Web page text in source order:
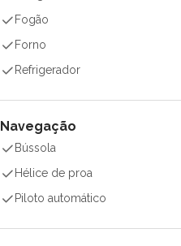
Fogão
Forno
Refrigerador
Navegação
Bússola
Hélice de proa
Piloto automático